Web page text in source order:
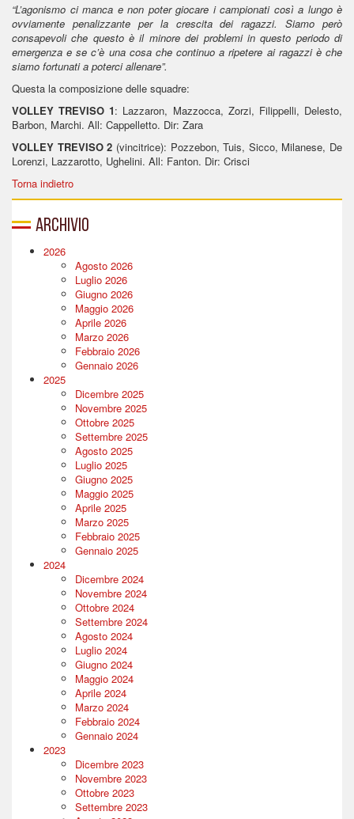
“L’agonismo ci manca e non poter giocare i campionati così a lungo è
ovviamente penalizzante per la crescita dei ragazzi. Siamo però
consapevoli che questo è il minore dei problemi in questo periodo di
emergenza e se c’è una cosa che continuo a ripetere ai ragazzi è che
siamo fortunati a poterci allenare”.
Questa la composizione delle squadre:
VOLLEY TREVISO 1: Lazzaron, Mazzocca, Zorzi, Filippelli, Delesto,
Barbon, Marchi. All: Cappelletto. Dir: Zara
VOLLEY TREVISO 2 (vincitrice): Pozzebon, Tuis, Sicco, Milanese, De
Lorenzi, Lazzarotto, Ughelini. All: Fanton. Dir: Crisci
Torna indietro
Archivio
2026
Agosto 2026
Luglio 2026
Giugno 2026
Maggio 2026
Aprile 2026
Marzo 2026
Febbraio 2026
Gennaio 2026
2025
Dicembre 2025
Novembre 2025
Ottobre 2025
Settembre 2025
Agosto 2025
Luglio 2025
Giugno 2025
Maggio 2025
Aprile 2025
Marzo 2025
Febbraio 2025
Gennaio 2025
2024
Dicembre 2024
Novembre 2024
Ottobre 2024
Settembre 2024
Agosto 2024
Luglio 2024
Giugno 2024
Maggio 2024
Aprile 2024
Marzo 2024
Febbraio 2024
Gennaio 2024
2023
Dicembre 2023
Novembre 2023
Ottobre 2023
Settembre 2023